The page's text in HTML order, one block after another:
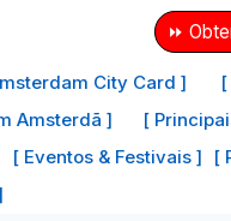
⏩
City Card ]
Amsterdã ]
[
[ Eventos & Festivais ] [